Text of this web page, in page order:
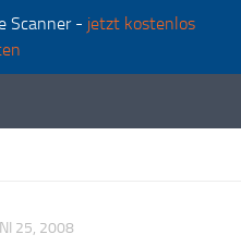
Scanner - jetzt kostenlos
25, 2008